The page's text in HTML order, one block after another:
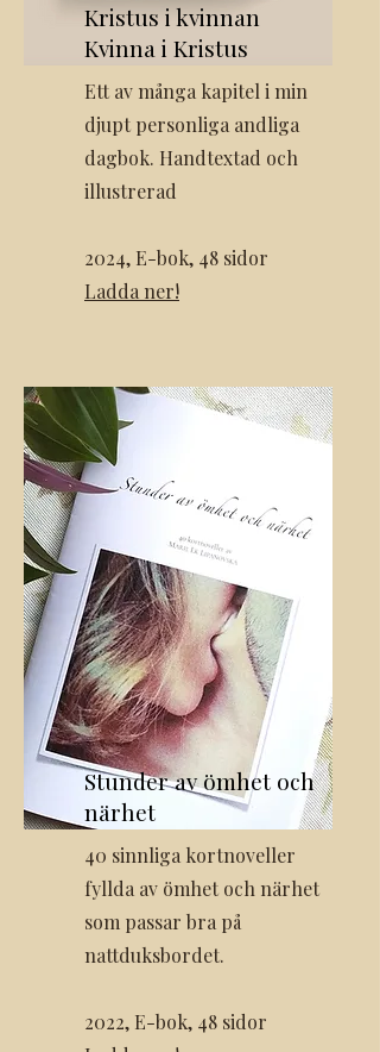
Kristus i kvinnan
Kvinna i Kristus
Ett av många kapitel i min
djupt personliga andliga
dagbok. Handtextad och
illustrerad
2024, E-bok, 48 sidor
Ladda ner!
Stunder av ömhet och
närhet
40 sinnliga kortnoveller
fyllda av ömhet och närhet
som passar bra på
nattduksbordet.
2022, E-bok, 48 sidor